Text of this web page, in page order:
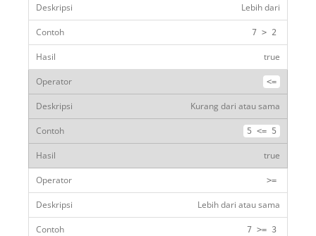
Lebih dari
7 > 2
true
<=
Kurang dari atau sama
5 <= 5
true
>=
Lebih dari atau sama
7 >= 3